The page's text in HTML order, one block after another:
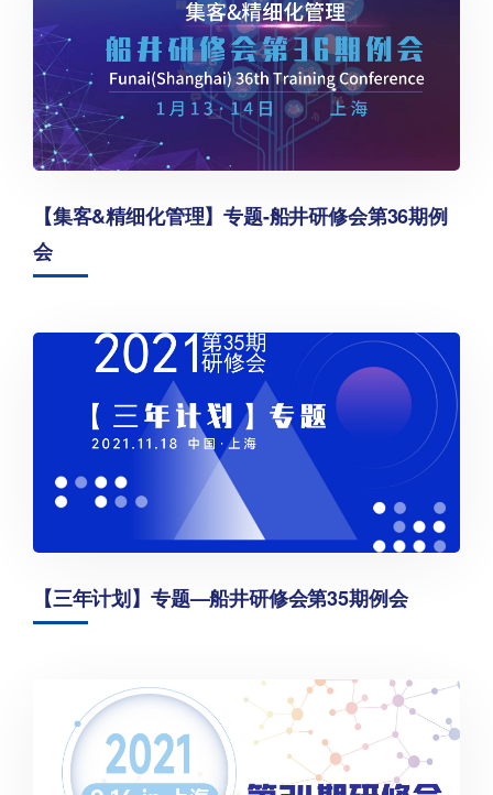
【集客&精细化管理】专题-船井研修会第36期例
会
【三年计划】专题—船井研修会第35期例会